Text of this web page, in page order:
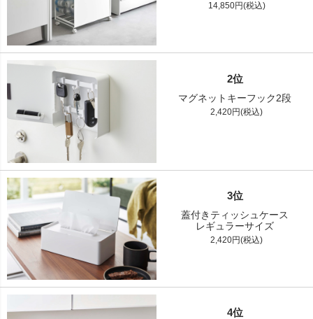
14,850円(税込)
2位
マグネットキーフック2段
2,420円(税込)
3位
蓋付きティッシュケース
レギュラーサイズ
2,420円(税込)
4位